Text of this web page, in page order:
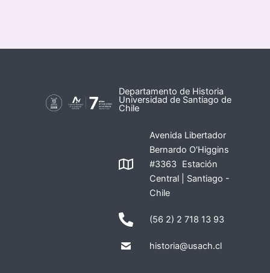
Departamento de Historia
Universidad de Santiago de
Chile
Avenida Libertador
Bernardo O'Higgins
#3363 Estación
Central | Santiago -
Chile
(56 2) 2 718 13 93
historia@usach.cl